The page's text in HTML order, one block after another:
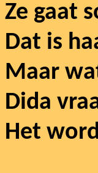
Ze gaat
Dat is
Maar
Dida
Het